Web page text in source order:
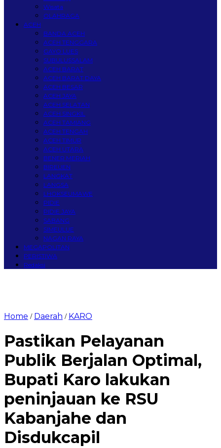
Wisata
OLAHRAGA
ACEH
BANDA ACEH
ACEH TENGGARA
GAYO LUES
SUBULUSSALAM
ACEH BARAT
ACEH BARAT DAYA
ACEH BESAR
ACEH JAYA
ACEH SELATAN
ACEH SINGKIL
ACEH TAMIANG
ACEH TENGAH
ACEH TIMUR
ACEH UTARA
BENER MERIAH
BIREUEN
LANGKAT
LANGSA
LHOKSEUMAWE
PIDIE
PIDIE JAYA
SABANG
SIMEULUE
NAGAN RAYA
MEGAPOLITAN
PERISTIWA
Redaksi
Home / Daerah / KARO
Pastikan Pelayanan
Publik Berjalan Optimal,
Bupati Karo lakukan
peninjauan ke RSU
Kabanjahe dan
Disdukcapil